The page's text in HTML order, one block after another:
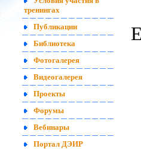
тренингах
Публикации
Библиотека
Фотогалерея
Видеогалерея
Проекты
Форумы
Вебинары
Портал ДЭИР